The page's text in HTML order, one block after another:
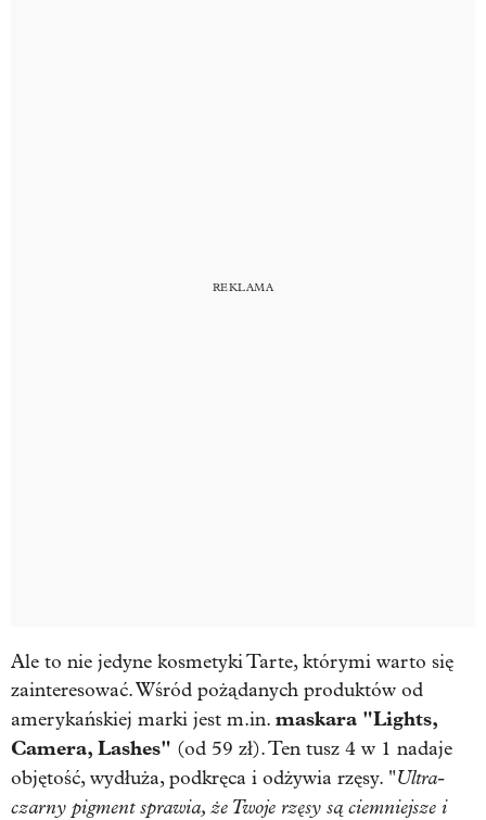
Ale to nie jedyne kosmetyki Tarte, którymi warto się
zainteresować. Wśród pożądanych produktów od
amerykańskiej marki jest m.in. maskara "Lights,
Camera, Lashes" (od 59 zł). Ten tusz 4 w 1 nadaje
objętość, wydłuża, podkręca i odżywia rzęsy. "Ultra-
czarny pigment sprawia, że Twoje rzęsy są ciemniejsze i